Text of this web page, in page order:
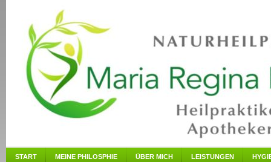
START MEINE PHILOSPHIE ÜBER MICH LEISTUNGEN